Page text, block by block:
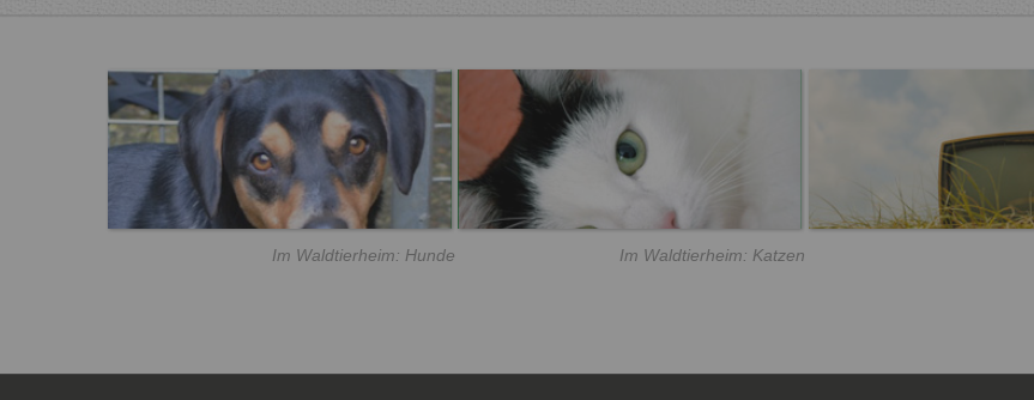
Im Waldtierheim: Hunde Im Waldtierheim: Katzen